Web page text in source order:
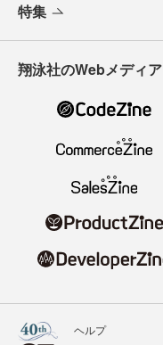
特集
翔泳社のWebメディア
ヘルプ